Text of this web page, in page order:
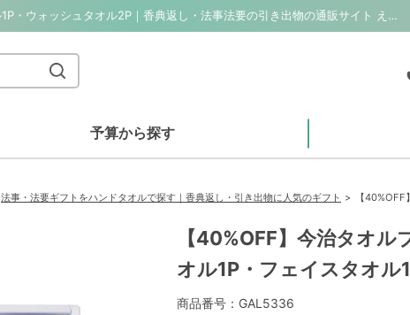
【40%OFF】今治タオルブランド はなみずき バスタオル1P・フェイスタオル1P・ウォッシュタオル2P｜香典返し・法事法要の引き出物の通販サイト えんとわ
予算から探す
法事・法要ギフトをハンドタオルで探す｜香典返し・引き出物に人気のギフト 【40%OFF】今
【40%OFF】今治タオ
オル1P・フェイスタオ
商品番号：GAL5336